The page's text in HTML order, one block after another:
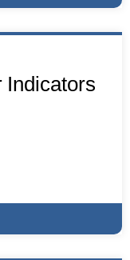
Indicators